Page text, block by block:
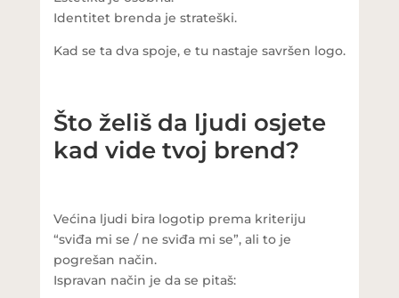
Identitet brenda je strateški.
Kad se ta dva spoje, e tu nastaje savršen logo.
Što želiš da ljudi osjete
kad vide tvoj brend?
Većina ljudi bira logotip prema kriteriju
“sviđa mi se / ne sviđa mi se”, ali to je
pogrešan način.
Ispravan način je da se pitaš: